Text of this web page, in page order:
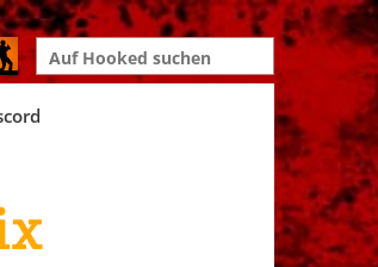
Search
for: